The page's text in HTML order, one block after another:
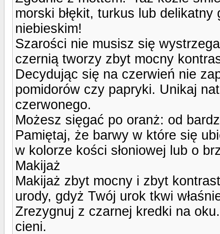
morski błękit, turkus lub
niebieskim!
Szarości nie musisz się
czernią tworzy zbyt mocny
Decydując się na czerwień nie
pomidorów czy papryki. Unikaj
czerwonego.
Możesz sięgać po oranż: od
Pamiętaj, że barwy w które się
w kolorze kości słoniowej lub o
Makijaż
Makijaż zbyt mocny i zbyt
urody, gdyż Twój urok tkwi
Zrezygnuj z czarnej kredki na
cieni.